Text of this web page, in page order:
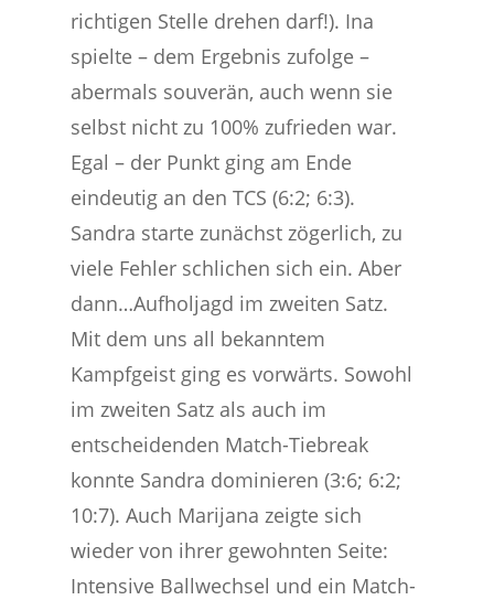
richtigen Stelle drehen darf!). Ina
spielte – dem Ergebnis zufolge –
abermals souverän, auch wenn sie
selbst nicht zu 100% zufrieden war.
Egal – der Punkt ging am Ende
eindeutig an den TCS (6:2; 6:3).
Sandra starte zunächst zögerlich, zu
viele Fehler schlichen sich ein. Aber
dann…Aufholjagd im zweiten Satz.
Mit dem uns all bekanntem
Kampfgeist ging es vorwärts. Sowohl
im zweiten Satz als auch im
entscheidenden Match-Tiebreak
konnte Sandra dominieren (3:6; 6:2;
10:7). Auch Marijana zeigte sich
wieder von ihrer gewohnten Seite:
Intensive Ballwechsel und ein Match-